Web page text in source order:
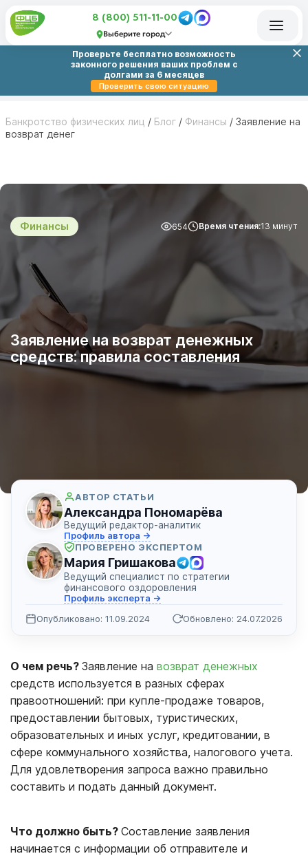
8 (800) 511-11-00
Выберите город
Проверьте бесплатно возможность
законного решения ваших проблем с
долгами за 6 месяцев
Проверить свою ситуацию
Банкротство физических лиц / Блог / Финансы / Заявление на
возврат денег
Финансы 654 Время чтения:13 минут
Заявление на возврат денежных
средств: правила составления
АВТОР СТАТЬИ
Александра Пономарёва
Ведущий редактор-аналитик
Профиль автора →
ПРОВЕРЕНО ЭКСПЕРТОМ
Мария Гришакова
Ведущий специалист по стратегии
финансового оздоровления
Профиль эксперта →
Опубликовано: 11.09.2024
Обновлено: 24.07.2026
О чем речь? Заявление на возврат денежных
средств используется в разных сферах
правоотношений: при купле-продаже товаров,
предоставлении бытовых, туристических,
образовательных и иных услуг, кредитовании, в
сфере коммунального хозяйства, налогового учета.
Для удовлетворения запроса важно правильно
составить и подать данный документ.
Что должно быть? Составление заявления
начинается с информации об отправителе и